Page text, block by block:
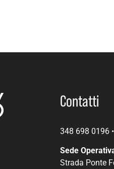
Contatti
348 698 0196 •
Sede
Strada Ponte